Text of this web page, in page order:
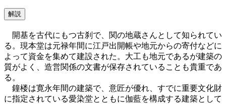
解説
開基を古代にもつ古刹で、関の地蔵さんとして知られてい
る。現本堂は元禄年間に江戸出開帳や地元からの寄付などに
よって資金を集めて建設された。大工も地元であるが建築の
質がよく、造営関係の文書が保存されていることも貴重であ
る。
鐘楼は寛永年間の建築で、意匠が優れ、すでに重要文化財
に指定されている愛染堂とともに伽藍を構成する建築として